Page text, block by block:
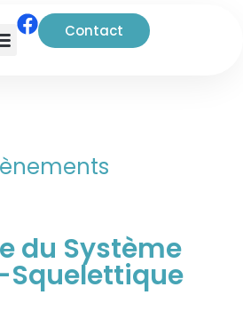
Contact
du Système
Squelettique